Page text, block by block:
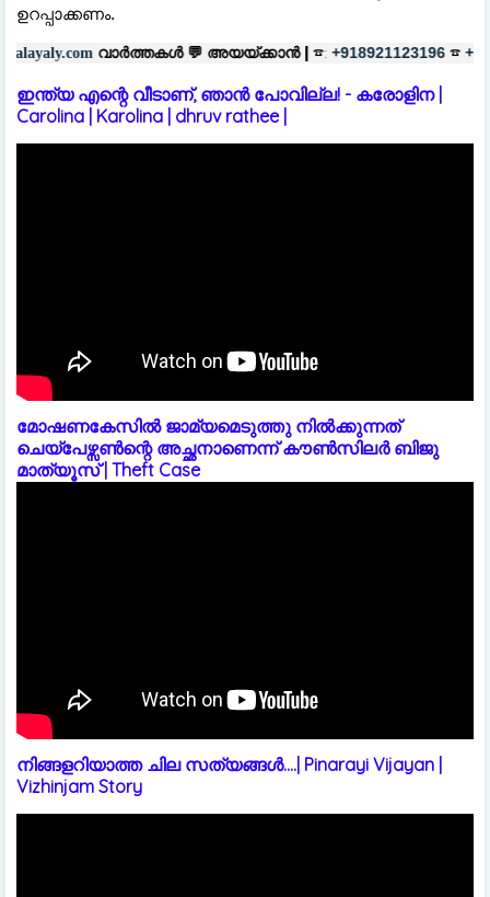
ഉറപ്പാക്കണം.
💬അയയ്ക്കാൻ | ☎: +918921123196 ☎ +918606657037
ഇന്ത്യ എന്റെ വീടാണ്, ഞാൻ പോവില്ല! - കരോളിന |
Carolina | Karolina | dhruv rathee |
മോഷണകേസിൽ ജാമ്യമെടുത്തു നിൽക്കുന്നത്
ചെയ്പേഴ്സൺന്റെ അച്ഛനാണെന്ന് കൗൺസിലർ ബിജു
മാത്യൂസ് | Theft Case
നിങ്ങളറിയാത്ത ചില സത്യങ്ങൾ....| Pinarayi Vijayan |
Vizhinjam Story